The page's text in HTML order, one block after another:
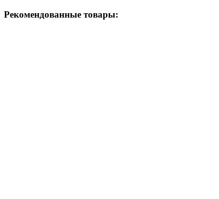
Рекомендованные товары: